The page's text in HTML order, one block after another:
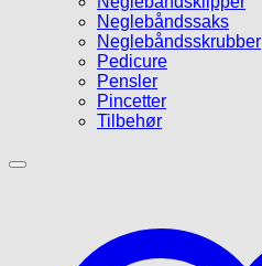
Neglebåndssaks
Neglebåndsskrubber
Pedicure
Pensler
Pincetter
Tilbehør